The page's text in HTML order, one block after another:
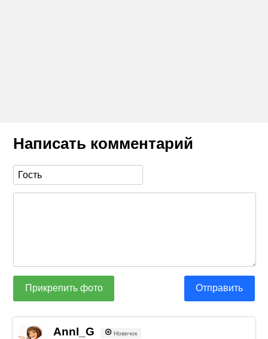
Написать комментарий
Прикрепить фото Отправить
AnnI_G Новичок